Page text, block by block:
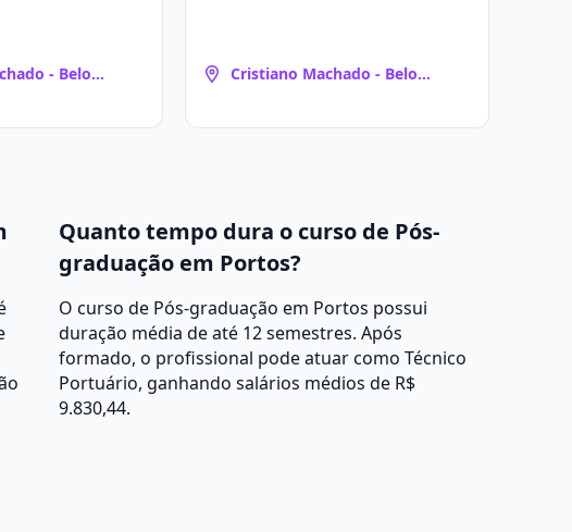
- Belo
Cristiano Machado - Belo
Quanto tempo dura o curso de Pós-
graduação em Portos?
O curso de Pós-graduação em Portos possui
duração média de até 12 semestres. Após
formado, o profissional pode atuar como Técnico
Portuário, ganhando salários médios de R$
9.830,44.